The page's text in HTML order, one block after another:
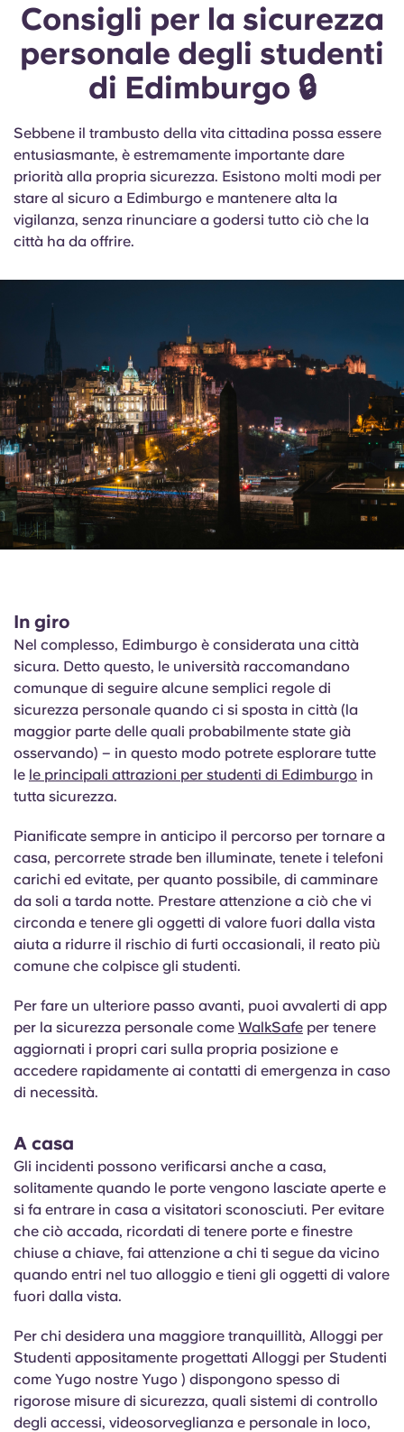
Consigli per la sicurezza
personale degli studenti
di Edimburgo 🔒
Sebbene il trambusto della vita cittadina possa essere
entusiasmante, è estremamente importante dare
priorità alla propria sicurezza. Esistono molti modi per
stare al sicuro a Edimburgo e mantenere alta la
vigilanza, senza rinunciare a godersi tutto ciò che la
città ha da offrire.
In giro
Nel complesso, Edimburgo è considerata una città
sicura. Detto questo, le università raccomandano
comunque di seguire alcune semplici regole di
sicurezza personale quando ci si sposta in città (la
maggior parte delle quali probabilmente state già
osservando) – in questo modo potrete esplorare tutte
le le principali attrazioni per studenti di Edimburgo in
tutta sicurezza.
Pianificate sempre in anticipo il percorso per tornare a
casa, percorrete strade ben illuminate, tenete i telefoni
carichi ed evitate, per quanto possibile, di camminare
da soli a tarda notte. Prestare attenzione a ciò che vi
circonda e tenere gli oggetti di valore fuori dalla vista
aiuta a ridurre il rischio di furti occasionali, il reato più
comune che colpisce gli studenti.
Per fare un ulteriore passo avanti, puoi avvalerti di app
per la sicurezza personale come WalkSafe per tenere
aggiornati i propri cari sulla propria posizione e
accedere rapidamente ai contatti di emergenza in caso
di necessità.
A casa
Gli incidenti possono verificarsi anche a casa,
solitamente quando le porte vengono lasciate aperte e
si fa entrare in casa a visitatori sconosciuti. Per evitare
che ciò accada, ricordati di tenere porte e finestre
chiuse a chiave, fai attenzione a chi ti segue da vicino
quando entri nel tuo alloggio e tieni gli oggetti di valore
fuori dalla vista.
Per chi desidera una maggiore tranquillità, Alloggi per
Studenti appositamente progettati Alloggi per Studenti
come Yugo nostre Yugo ) dispongono spesso di
rigorose misure di sicurezza, quali sistemi di controllo
degli accessi, videosorveglianza e personale in loco,